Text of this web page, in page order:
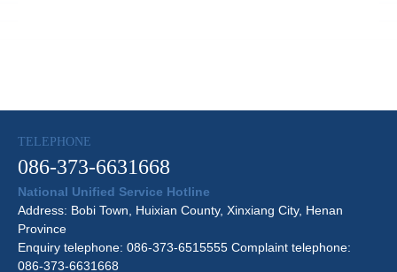
TELEPHONE
086-373-6631668
National Unified Service Hotline
Address: Bobi Town, Huixian County, Xinxiang City, Henan
Province
Enquiry telephone: 086-373-6515555 Complaint telephone:
086-373-6631668